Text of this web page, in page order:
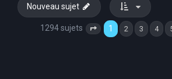
Nouveau sujet
1294 sujets Page 1 sur 52
1 2 3 4